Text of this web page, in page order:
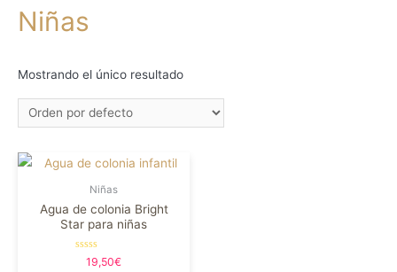
Niñas
Mostrando el único resultado
Niñas
Agua de colonia Bright
Star para niñas
Valorado
19,50€